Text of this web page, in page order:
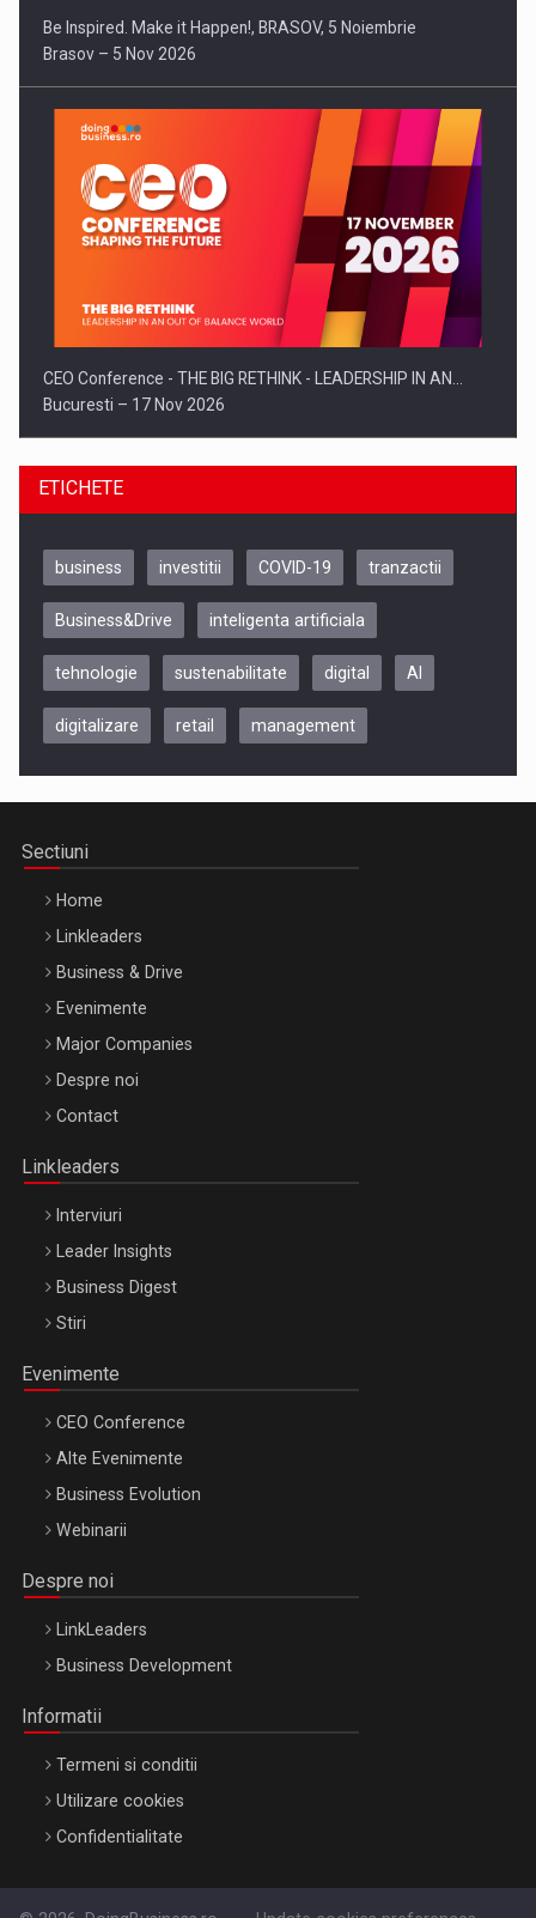
Be Inspired. Make it Happen!, BRASOV, 5 Noiembrie
Brasov – 5 Nov 2026
CEO Conference - THE BIG RETHINK - LEADERSHIP IN AN…
Bucuresti – 17 Nov 2026
Be Inspired. Make it Happen!, CLUJ, 9 Decembrie
Be Inspired. Make it Happen!, ARTEMIS LETO, ORADEA, 8
Octombrie
ETICHETE
business investitii COVID-19 tranzactii
Business&Drive inteligenta artificiala
tehnologie sustenabilitate digital AI
digitalizare retail management
Sectiuni
Home
Linkleaders
Business & Drive
Evenimente
Major Companies
Despre noi
Contact
Linkleaders
Interviuri
Leader Insights
Business Digest
Stiri
Evenimente
CEO Conference
Alte Evenimente
Business Evolution
Webinarii
Despre noi
LinkLeaders
Business Development
Informatii
Termeni si conditii
Utilizare cookies
Confidentialitate